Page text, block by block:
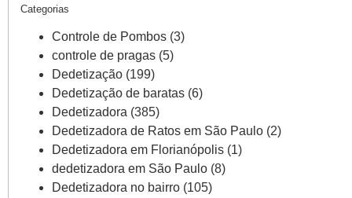
Categorias
Controle de Pombos (3)
controle de pragas (5)
Dedetização (199)
Dedetização de baratas (6)
Dedetizadora (385)
Dedetizadora de Ratos em São Paulo (2)
Dedetizadora em Florianópolis (1)
dedetizadora em São Paulo (8)
Dedetizadora no bairro (105)